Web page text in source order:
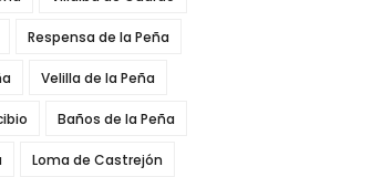
Respensa de la Peña
Velilla de la Peña
Baños de la Peña
Loma de Castrejón